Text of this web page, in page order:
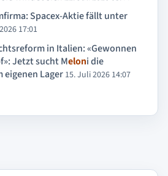
Spacex-Aktie fällt unter
17:01
in Italien: «Gewonnen
Jetzt sucht Meloni die
eigenen Lager 15. Juli 2026 14:07